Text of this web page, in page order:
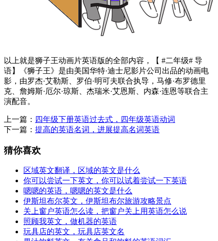
以上就是狮子王动画片英语版的全部内容，【 #二年级# 导
语】《狮子王》是由美国华特·迪士尼影片公司出品的动画电
影，由罗杰·艾勒斯、罗伯·明可夫联合执导，马修·布罗德里
克、詹姆斯·厄尔·琼斯、杰瑞米·艾恩斯、内森·连恩等联合主
演配音。
上一篇： 四年级下册英语过去式，四年级英语动词
下一篇： 提高的英语名词，进展提高名词英语
猜你喜欢
区域英文翻译，区域的英文是什么
你可以尝试一下英文，你可以试着尝试一下英语
嗯嗯的英语，嗯嗯的英文是什么
伊斯坦布尔英文，伊斯坦布尔旅游攻略景点
关上窗户英语怎么读，把窗户关上用英语怎么说
照顾我英文，做机器的英语
玩具店的英文，玩具店英文名